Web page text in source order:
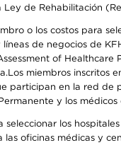
de Rehabilitación
o los costos para
de negocios de
of
miembros inscritos
en la red
y los
los
oficinas médicas y